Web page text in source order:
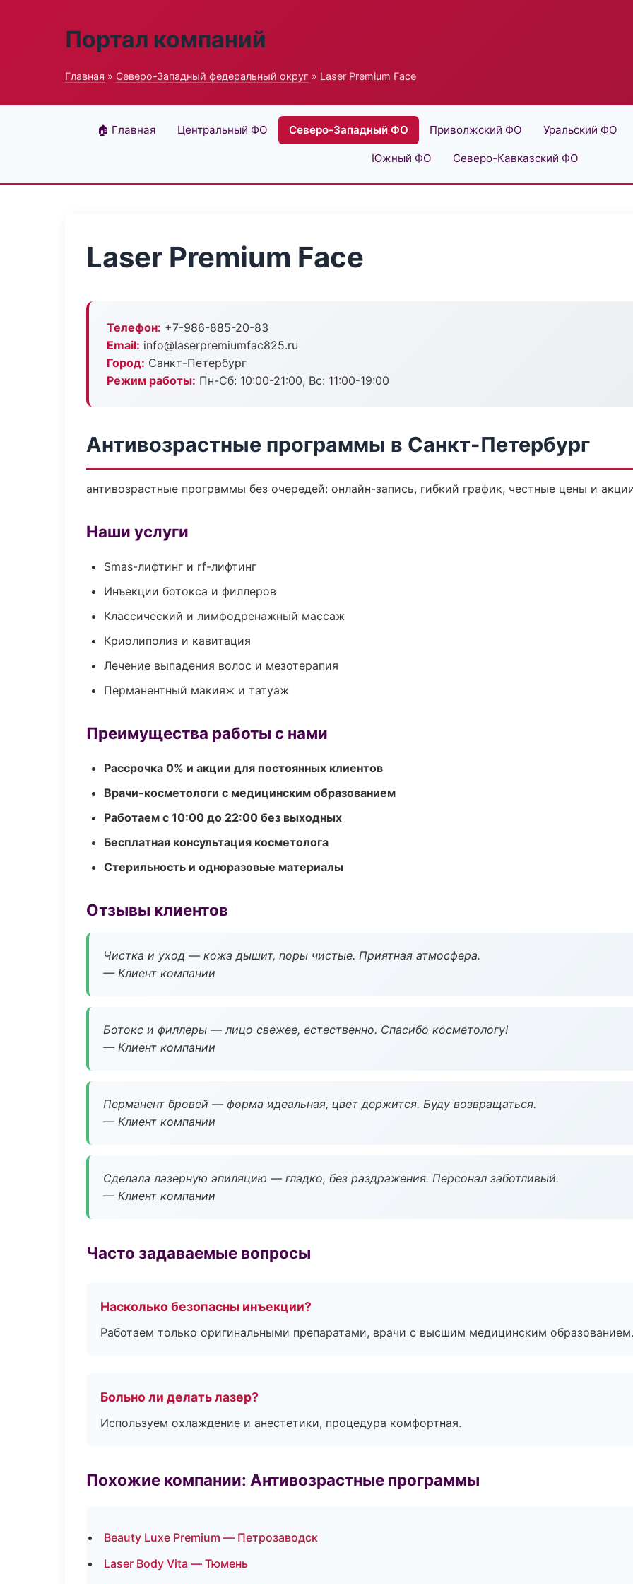
Портал компаний
Главная » Северо-Западный федеральный округ » Laser Premium Face
🏠 Главная Центральный ФО Северо-Западный ФО Приволжский ФО Уральский ФО
Южный ФО Северо-Кавказский ФО
Laser Premium Face
Телефон: +7-986-885-20-83
Email: info@laserpremiumfac825.ru
Город: Санкт-Петербург
Режим работы: Пн-Сб: 10:00-21:00, Вс: 11:00-19:00
Антивозрастные программы в Санкт-Петербург
антивозрастные программы без очередей: онлайн-запись, гибкий график, честные цены и
Наши услуги
Smas-лифтинг и rf-лифтинг
Инъекции ботокса и филлеров
Классический и лимфодренажный массаж
Криолиполиз и кавитация
Лечение выпадения волос и мезотерапия
Перманентный макияж и татуаж
Преимущества работы с нами
Рассрочка 0% и акции для постоянных клиентов
Врачи-косметологи с медицинским образованием
Работаем с 10:00 до 22:00 без выходных
Бесплатная консультация косметолога
Стерильность и одноразовые материалы
Отзывы клиентов
Чистка и уход — кожа дышит, поры чистые. Приятная атмосфера.
— Клиент компании
Ботокс и филлеры — лицо свежее, естественно. Спасибо косметологу!
— Клиент компании
Перманент бровей — форма идеальная, цвет держится. Буду возвращаться.
— Клиент компании
Сделала лазерную эпиляцию — гладко, без раздражения. Персонал заботливый.
— Клиент компании
Часто задаваемые вопросы
Насколько безопасны инъекции?
Работаем только оригинальными препаратами, врачи с высшим медицинским образованием.
Больно ли делать лазер?
Используем охлаждение и анестетики, процедура комфортная.
Похожие компании: Антивозрастные программы
Beauty Luxe Premium — Петрозаводск
Laser Body Vita — Тюмень